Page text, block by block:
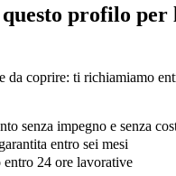
profilo per
da coprire: ti richiamiamo
senza impegno e senza
entro sei mesi
24 ore lavorative